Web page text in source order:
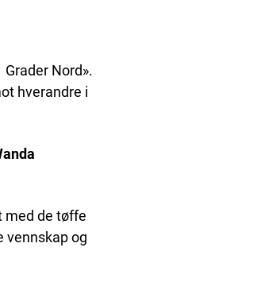
Nord».
hverandre i
med de tøffe
vennskap og